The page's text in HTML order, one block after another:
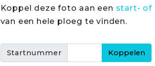
Koppel deze foto aan een start- of
van een hele ploeg te vinden.
Startnummer